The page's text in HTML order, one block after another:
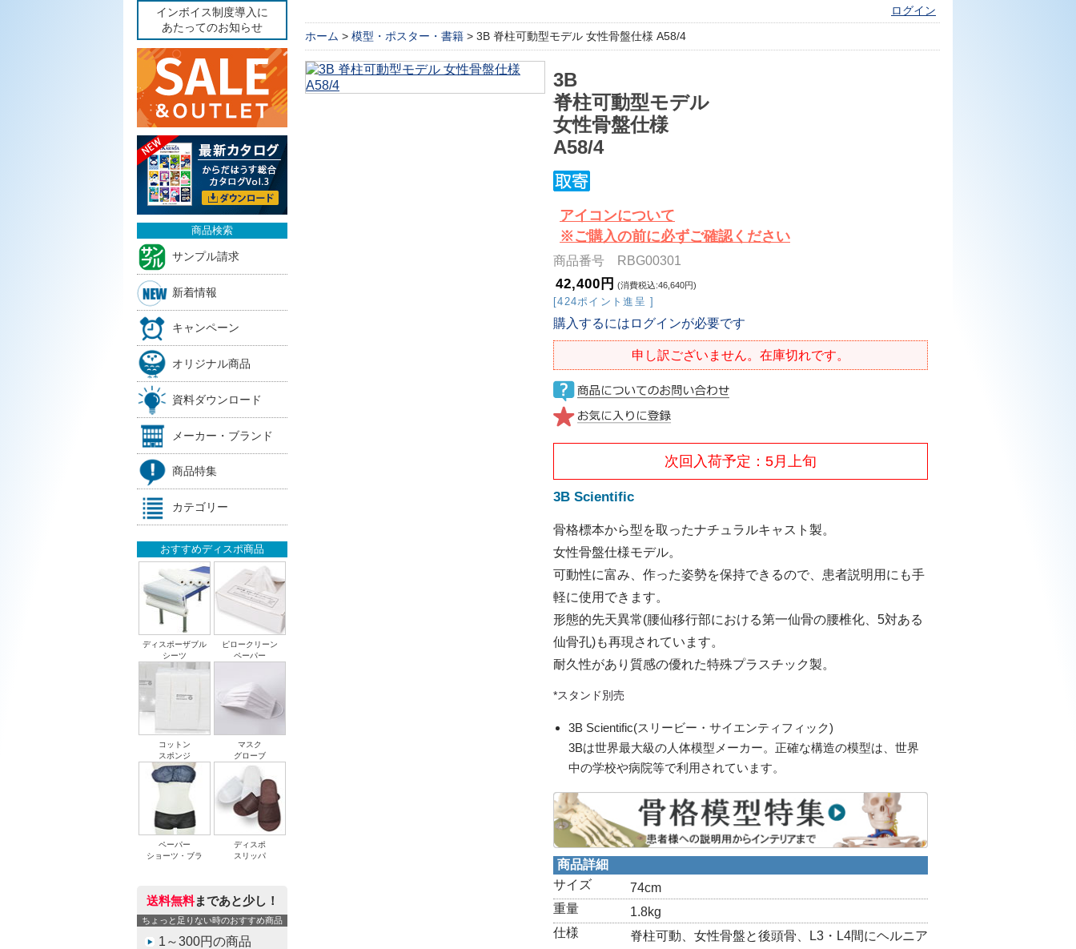
インボイス制度導入に
あたってのお知らせ
商品検索
サンプル請求
新着情報
キャンペーン
オリジナル商品
資料ダウンロード
メーカー・ブランド
商品特集
カテゴリー
おすすめディスポ商品
ディスポーザブル
シーツ
ピロークリーン
ペーパー
コットン
スポンジ
マスク
グローブ
ペーパー
ショーツ・ブラ
ディスポ
スリッパ
送料無料まであと少し！
ちょっと足りない時のおすすめ商品
1～300円の商品
ログイン
ホーム > 模型・ポスター・書籍 > 3B 脊柱可動型モデル 女性骨盤仕様 A58/4
3B
脊柱可動型モデル
女性骨盤仕様
A58/4
アイコンについて
※ご購入の前に必ずご確認ください
商品番号 RBG00301
42,400円 (消費税込:46,640円)
[424ポイント進呈 ]
購入するにはログインが必要です
申し訳ございません。在庫切れです。
次回入荷予定：5月上旬
3B Scientific
骨格標本から型を取ったナチュラルキャスト製。
女性骨盤仕様モデル。
可動性に富み、作った姿勢を保持できるので、患者説明用にも手
軽に使用できます。
形態的先天異常(腰仙移行部における第一仙骨の腰椎化、5対ある
仙骨孔)も再現されています。
耐久性があり質感の優れた特殊プラスチック製。
*スタンド別売
3B Scientific(スリービー・サイエンティフィック)
3Bは世界最大級の人体模型メーカー。正確な構造の模型は、世界
中の学校や病院等で利用されています。
商品詳細
サイズ
74cm
重量
1.8kg
仕様
脊柱可動、女性骨盤と後頭骨、L3・L4間にヘルニア